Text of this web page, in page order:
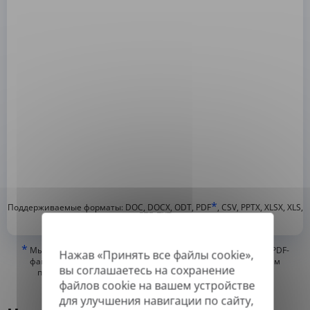
Нажав «Принять все файлы cookie»,
вы соглашаетесь на сохранение
файлов cookie на вашем устройстве
для улучшения навигации по сайту,
Поддерживаемые форматы: DOC, DOCX, ODT, PDF*, CSV, PPTX, XLSX, XLS,
RTF, TXT
* Мы можем переводить только «истинные» или цифровые PDF-
файлы, а также файлы с возможностью поиска, но не можем
переводить PDF-файлы, состоящие из изображений, или
отсканированные PDF.